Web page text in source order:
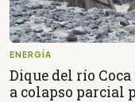
ENERGÍA
Dique del río
a colapso parcial